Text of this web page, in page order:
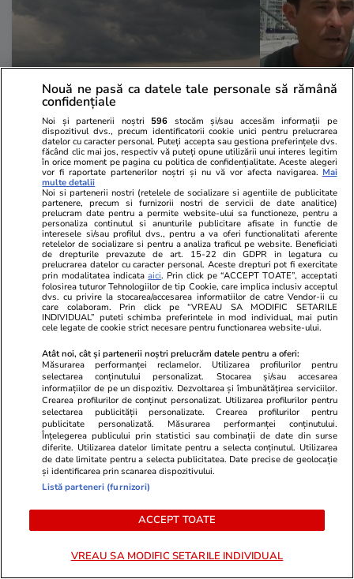
Lifestyle 27 iul.
Ce sunt norii pyrocumulonimbus
care alimentează dezastrele din
Europa: „Întrebarea este dacă
vine unul marți sau miercuri”
Lifestyle
Povestea
marinar
derivă în
Vacanțe și Cultură 26 iul.
Care sunt lucrurile pe care le
uităm cel mai des când plecăm
în concediu
Lifestyle 26 iul.
Cum să gătești în 2 ore pentru
toată săptămâna – 5 idei de
mese pentru 7 zile
Nouă ne pasă ca datele tale personale să rămână
confidențiale
Noi și partenerii noștri 596 stocăm și/sau accesăm informații pe
dispozitivul dvs., precum identificatorii cookie unici pentru prelucrarea
datelor cu caracter personal. Puteți accepta sau gestiona preferințele dvs.
făcând clic mai jos, respectiv vă puteți opune utilizării unui interes legitim
în orice moment pe pagina cu politica de confidențialitate. Aceste alegeri
vor fi raportate partenerilor noștri și nu vă vor afecta navigarea. Mai
multe detalii
Noi si partenerii nostri (retelele de socializare si agentiile de publicitate
partenere, precum si furnizorii nostri de servicii de date analitice)
prelucram date pentru a permite website-ului sa functioneze, pentru a
personaliza continutul si anunturile publicitare afisate in functie de
interesele si/sau profilul dvs., pentru a va oferi functionalitati aferente
retelelor de socializare si pentru a analiza traficul pe website. Beneficiati
de drepturile prevazute de art. 15-22 din GDPR in legatura cu
prelucrarea datelor cu caracter personal. Aceste drepturi pot fi exercitate
prin modalitatea indicataaici. Prin click pe “ACCEPT TOATE”, acceptati
folosirea tuturor Tehnologiilor de tip Cookie, care implica inclusiv acceptul
dvs. cu privire la stocarea/accesarea informatiilor de catre Vendor-ii cu
care colaboram. Prin click pe “VREAU SA MODIFIC SETARILE
INDIVIDUAL” puteti schimba preferintele in mod individual, mai putin
cele legate de cookie strict necesare pentru functionarea website-ului.
Atât noi, cât și partenerii noștri prelucrăm datele pentru a oferi:
Măsurarea performanței reclamelor. Utilizarea profilurilor pentru
selectarea conținutului personalizat. Stocarea și/sau accesarea
informațiilor de pe un dispozitiv. Dezvoltarea și îmbunătățirea serviciilor.
Crearea profilurilor de conținut personalizat. Utilizarea profilurilor pentru
selectarea publicității personalizate. Crearea profilurilor pentru
publicitate personalizată. Măsurarea performanței conținutului.
Înțelegerea publicului prin statistici sau combinații de date din surse
diferite. Utilizarea datelor limitate pentru a selecta conținutul. Utilizarea
de date limitate pentru a selecta publicitatea. Date precise de geolocație
și identificarea prin scanarea dispozitivului.
Listă parteneri (furnizori)
ACCEPT TOATE
VREAU SA MODIFIC SETARILE INDIVIDUAL